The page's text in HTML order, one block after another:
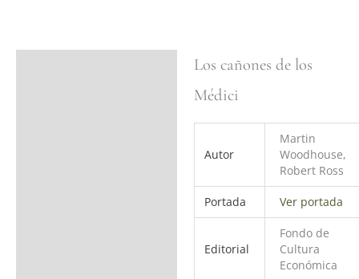
Los cañones de los
Médici
Autor
Martin
Woodhouse,
Robert Ross
Portada Ver portada
Editorial
Fondo de
Cultura
Económica